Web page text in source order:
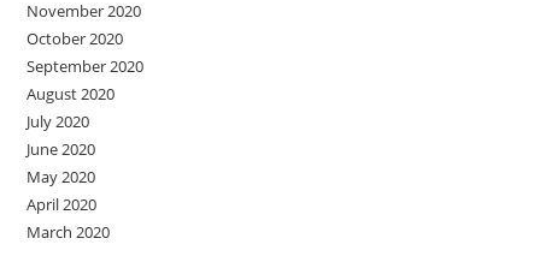
November 2020
October 2020
September 2020
August 2020
July 2020
June 2020
May 2020
April 2020
March 2020